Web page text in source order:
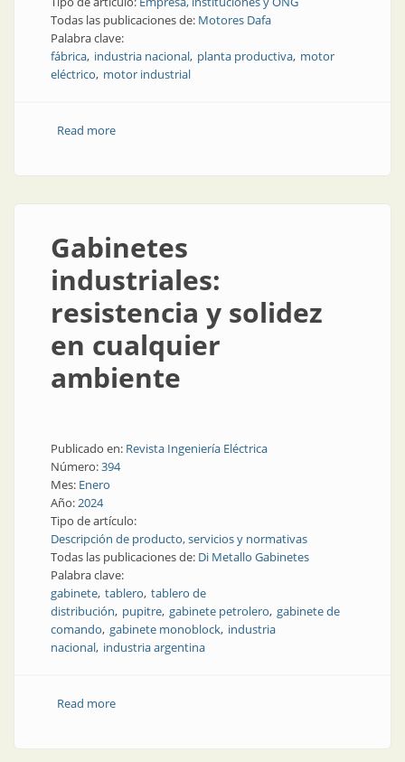
Todas las publicaciones de: Motores Dafa
Palabra clave:
fábrica industria nacional planta productiva motor
eléctrico motor industrial
Read moreabout Industria nacional: calentando los motores
Gabinetes
industriales:
resistencia y solidez
en cualquier
ambiente
Publicado en: Revista Ingeniería Eléctrica
Número:394
Mes: Enero
Año:2024
Tipo de artículo:
Descripción de producto, servicios y normativas
Todas las publicaciones de: Di Metallo Gabinetes
Palabra clave:
gabinete tablero tablero de
distribución pupitre gabinete petrolero gabinete de
comando gabinete monoblock industria
nacional industria argentina
Read moreabout Gabinetes industriales: resistencia y solidez en